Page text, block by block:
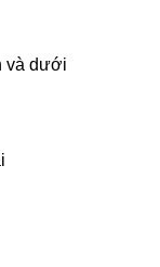
và dưới